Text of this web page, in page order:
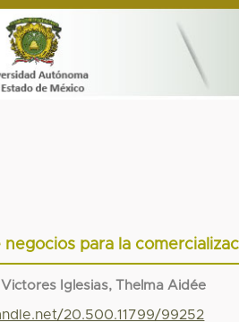
negocios para la
Victores Iglesias, Thelma Aidée
20.500.11799/99252